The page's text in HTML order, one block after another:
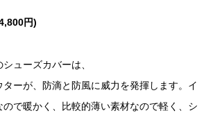
円)
ューズカバーは、
ーが、防滴と防風に威力を発揮します。イ
ので暖かく、比較的薄い素材なので軽く、シ